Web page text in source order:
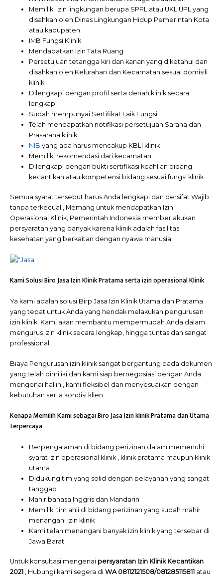
Memiliki izin lingkungan berupa SPPL atau UKL UPL yang
disahkan oleh Dinas Lingkungan Hidup Pemerintah Kota
atau kabupaten
IMB Fungsi Klinik
Mendapatkan Izin Tata Ruang
Persetujuan tetangga kiri dan kanan yang diketahui dan
disahkan oleh Kelurahan dan Kecamatan sesuai domisili
klinik
Dilengkapi dengan profil serta denah klinik secara
lengkap
Sudah mempunyai Sertifikat Laik Fungsi
Telah mendapatkan notifikasi persetujuan Sarana dan
Prasarana klinik
NIB yang ada harus mencakup KBLI klinik
Memiliki rekomendasi dari kecamatan
Dilengkapi dengan bukti sertifikasi keahlian bidang
kecantikan atau kompetensi bidang sesuai fungsi klinik
Semua syarat tersebut harus Anda lengkapi dan bersifat Wajib
tanpa terkecuali, Memang untuk mendapatkan Izin
Operasional Klinik, Pemerintah Indonesia memberlakukan
persyaratan yang banyak karena klinik adalah fasilitas
kesehatan yang berkaitan dengan nyawa manusia.
Kami Solusi Biro Jasa Izin Klinik Pratama serta izin operasional Klinik
Ya kami adalah solusi Birp Jasa Izin Klinik Utama dan Pratama
yang tepat untuk Anda yang hendak melakukan pengurusan
izin klinik. Kami akan membantu mempermudah Anda dalam
mengurus izin klinik secara lengkap, hingga tuntas dan sangat
professional.
Biaya Pengurusan izin klinik sangat bergantung pada dokumen
yang telah dimiliki dan kami siap bernegosiasi dengan Anda
mengenai hal ini, kami fleksibel dan menyesuaikan dengan
kebutuhan serta kondisi klien.
Kenapa Memilih Kami sebagai Biro Jasa Izin klinik Pratama dan Utama
terpercaya
Berpengalaman di bidang perizinan dalam memenuhi
syarat izin operasional klinik , klinik pratama maupun klinik
utama
Didukung tim yang solid dengan pelayanan yang sangat
tanggap
Mahir bahasa Inggris dan Mandarin
Memiliki tim ahli di bidang perizinan yang sudah mahir
menangani izin klinik
Kami telah menangani banyak izin klinik yang tersebar di
Jawa Barat
Untuk konsultasi mengenai persyaratan Izin Klinik Kecantikan
2021 , Hubungi kami segera di WA 08112121508/081285115811 atau